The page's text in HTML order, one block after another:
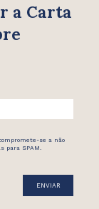
a Carta
se a não
para SPAM.